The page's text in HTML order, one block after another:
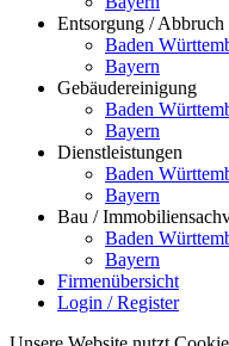
Entsorgung / Abbruch
Baden
Bayern
Gebäudereinigung
Baden
Bayern
Dienstleistungen
Baden
Bayern
Bau /
Baden
Bayern
Firmenübersicht
Login / Register